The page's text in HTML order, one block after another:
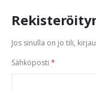
Jos sinulla on jo tili,
Sähköposti